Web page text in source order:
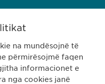
na mundësojnë të
përmirësojmë faqen
informacionet e
nga cookies janë